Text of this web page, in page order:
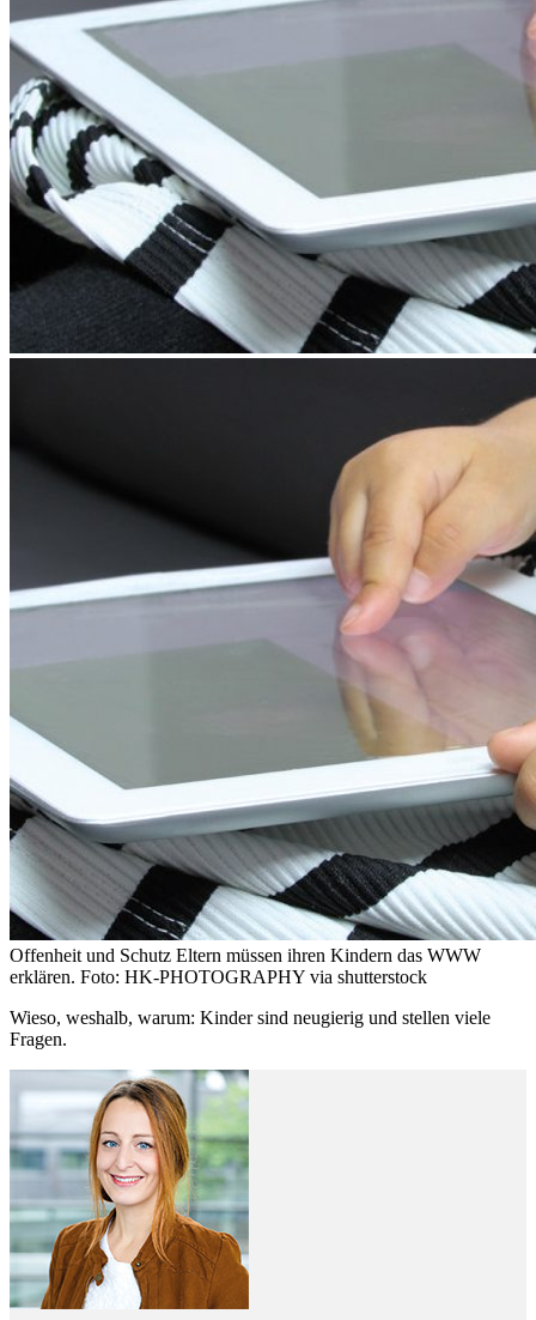
Offenheit und Schutz Eltern müssen ihren Kindern das WWW
erklären. Foto: HK-PHOTOGRAPHY via shutterstock
Wieso, weshalb, warum: Kinder sind neugierig und stellen viele
Fragen.